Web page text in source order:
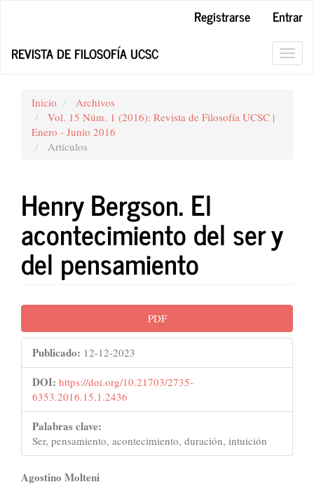
principal
Registrarse
Entrar
REVISTA DE FILOSOFÍA UCSC
Inicio
Archivos
Vol. 15 Núm. 1 (2016): Revista de Filosofía UCSC |
Enero - Junio 2016
Artículos
Henry Bergson. El
acontecimiento del ser y
del pensamiento
Barra
lateral
del
artículo
PDF
Publicado: 12-12-2023
DOI: https://doi.org/10.21703/2735-
6353.2016.15.1.2436
Palabras clave:
Ser, pensamiento, acontecimiento, duración, intuición
Contenido
Agostino Molteni